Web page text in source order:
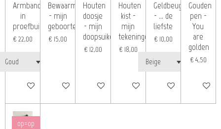
Armband
in
proefbuisje
€ 22,00
Bekijk details
Bewaarmap
- mijn
geboortekaartjes
€ 15,00
In winkelwagen
Houten
doosje
- mijn
doopsuiker
€ 12,00
In winkelwagen
Houten
kist -
mijn
tekeningen
€ 18,00
In winkelwagen
Geldbeugeltje
- ... de
liefste
€ 10,00
Bekijk details
Gouden
pen -
You
are
golden
€ 4,50
In
op=op